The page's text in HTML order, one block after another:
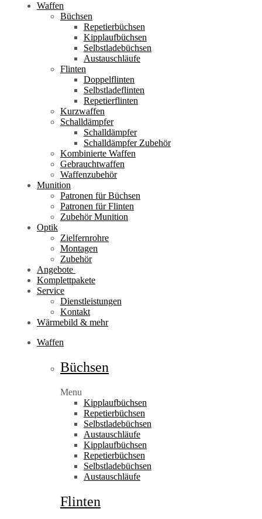
Waffen
Büchsen
Repetierbüchsen
Kipplaufbüchsen
Selbstladebüchsen
Austauschläufe
Flinten
Doppelflinten
Selbstladeflinten
Repetierflinten
Kurzwaffen
Schalldämpfer
Schalldämpfer
Schalldämpfer Zubehör
Kombinierte Waffen
Gebrauchtwaffen
Waffenzubehör
Munition
Patronen für Büchsen
Patronen für Flinten
Zubehör Munition
Optik
Zielfernrohre
Montagen
Zubehör
Angebote
Komplettpakete
Service
Dienstleistungen
Kontakt
Wärmebild & mehr
Waffen
Büchsen
Menu
Kipplaufbüchsen
Repetierbüchsen
Selbstladebüchsen
Austauschläufe
Kipplaufbüchsen
Repetierbüchsen
Selbstladebüchsen
Austauschläufe
Flinten